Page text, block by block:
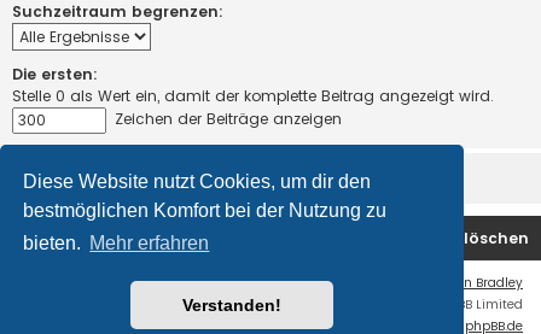
Diese Website nutzt Cookies, um dir den
bestmöglichen Komfort bei der Nutzung zu
bieten. Mehr erfahren
Verstanden!
Suchzeitraum begrenzen:
Die ersten:
Stelle 0 als Wert ein, damit der komplette Beitrag angezeigt wird.
Zeichen der Beiträge anzeigen
Startseite Foren-Übersicht Alle Cookies löschen
Ian Bradley
Powered byphpBB
® Forum Software © phpBB Limited
Deutsche Übersetzung durch phpBB.de